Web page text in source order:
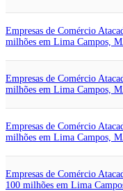
Empresas de Comércio
milhões em Lima Campos,
Empresas de Comércio
milhões em Lima Campos,
Empresas de Comércio
milhões em Lima Campos,
Empresas de Comércio
100 milhões em Lima